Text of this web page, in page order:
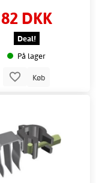
82 DKK
Deal!
På lager
Køb